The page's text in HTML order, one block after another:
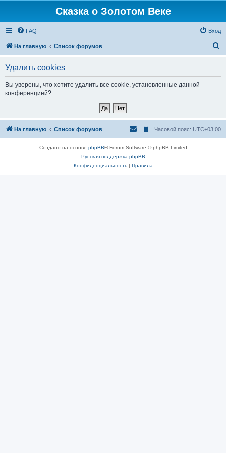
Сказка о Золотом Веке
FAQ Вход
На главную Список форумов
Удалить cookies
Вы уверены, что хотите удалить все cookie, установленные данной
конференцией?
На главную Список форумов Часовой пояс: UTC+03:00
Создано на основе phpBB® Forum Software © phpBB Limited
Русская поддержка phpBB
Конфиденциальность| Правила